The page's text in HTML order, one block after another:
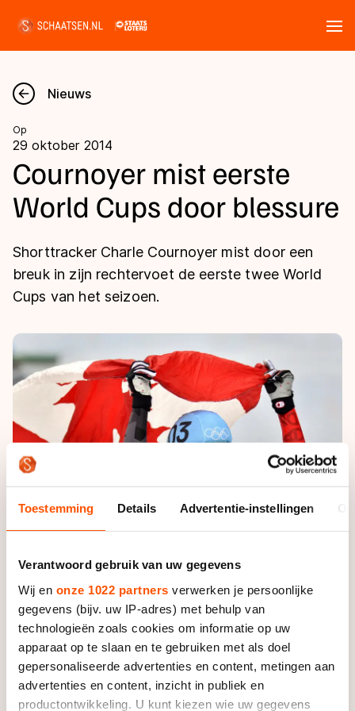
Toestemming Details Advertentie-instellingen
Verantwoord gebruik van uw gegevens
Wij en onze 1022 partners verwerken je persoonlijke
gegevens (bijv. uw IP-adres) met behulp van
technologieën zoals cookies om informatie op uw
apparaat op te slaan en te gebruiken met als doel
gepersonaliseerde advertenties en content, metingen aan
advertenties en content, inzicht in publiek en
productontwikkeling. U kunt kiezen wie uw gegevens
Nieuws
Kalender
Disciplines
Langebaan
Shorttrack
Kunstschaatsen
Schoonrijden
Uitslagen
Langebaan
Marathon
Inlineskaten
Kunstschaatsen
Tijden & historie
Ranglijsten Langebaan
Persoonlijke records & tijden
Historie & statistiek
De weg op
Inschrijven wedstrijden
Algemene Nederlandse Schaatstijd
Deze zomer de weg op
Schaatsfans
Alles voor jou als schaatsfan
Evenementen
Tickets
Livestreams
Word schaatsfan!
Winacties
Olympische Spelen
Medaille overzicht
Olympische uitslagen
Van Jong tot Goud verhalen
Nieuws
Op
29 oktober 2014
Cournoyer mist eerste
World Cups door blessure
Shorttracker Charle Cournoyer mist door een
breuk in zijn rechtervoet de eerste twee World
Cups van het seizoen.
Foto: Sander Chamid